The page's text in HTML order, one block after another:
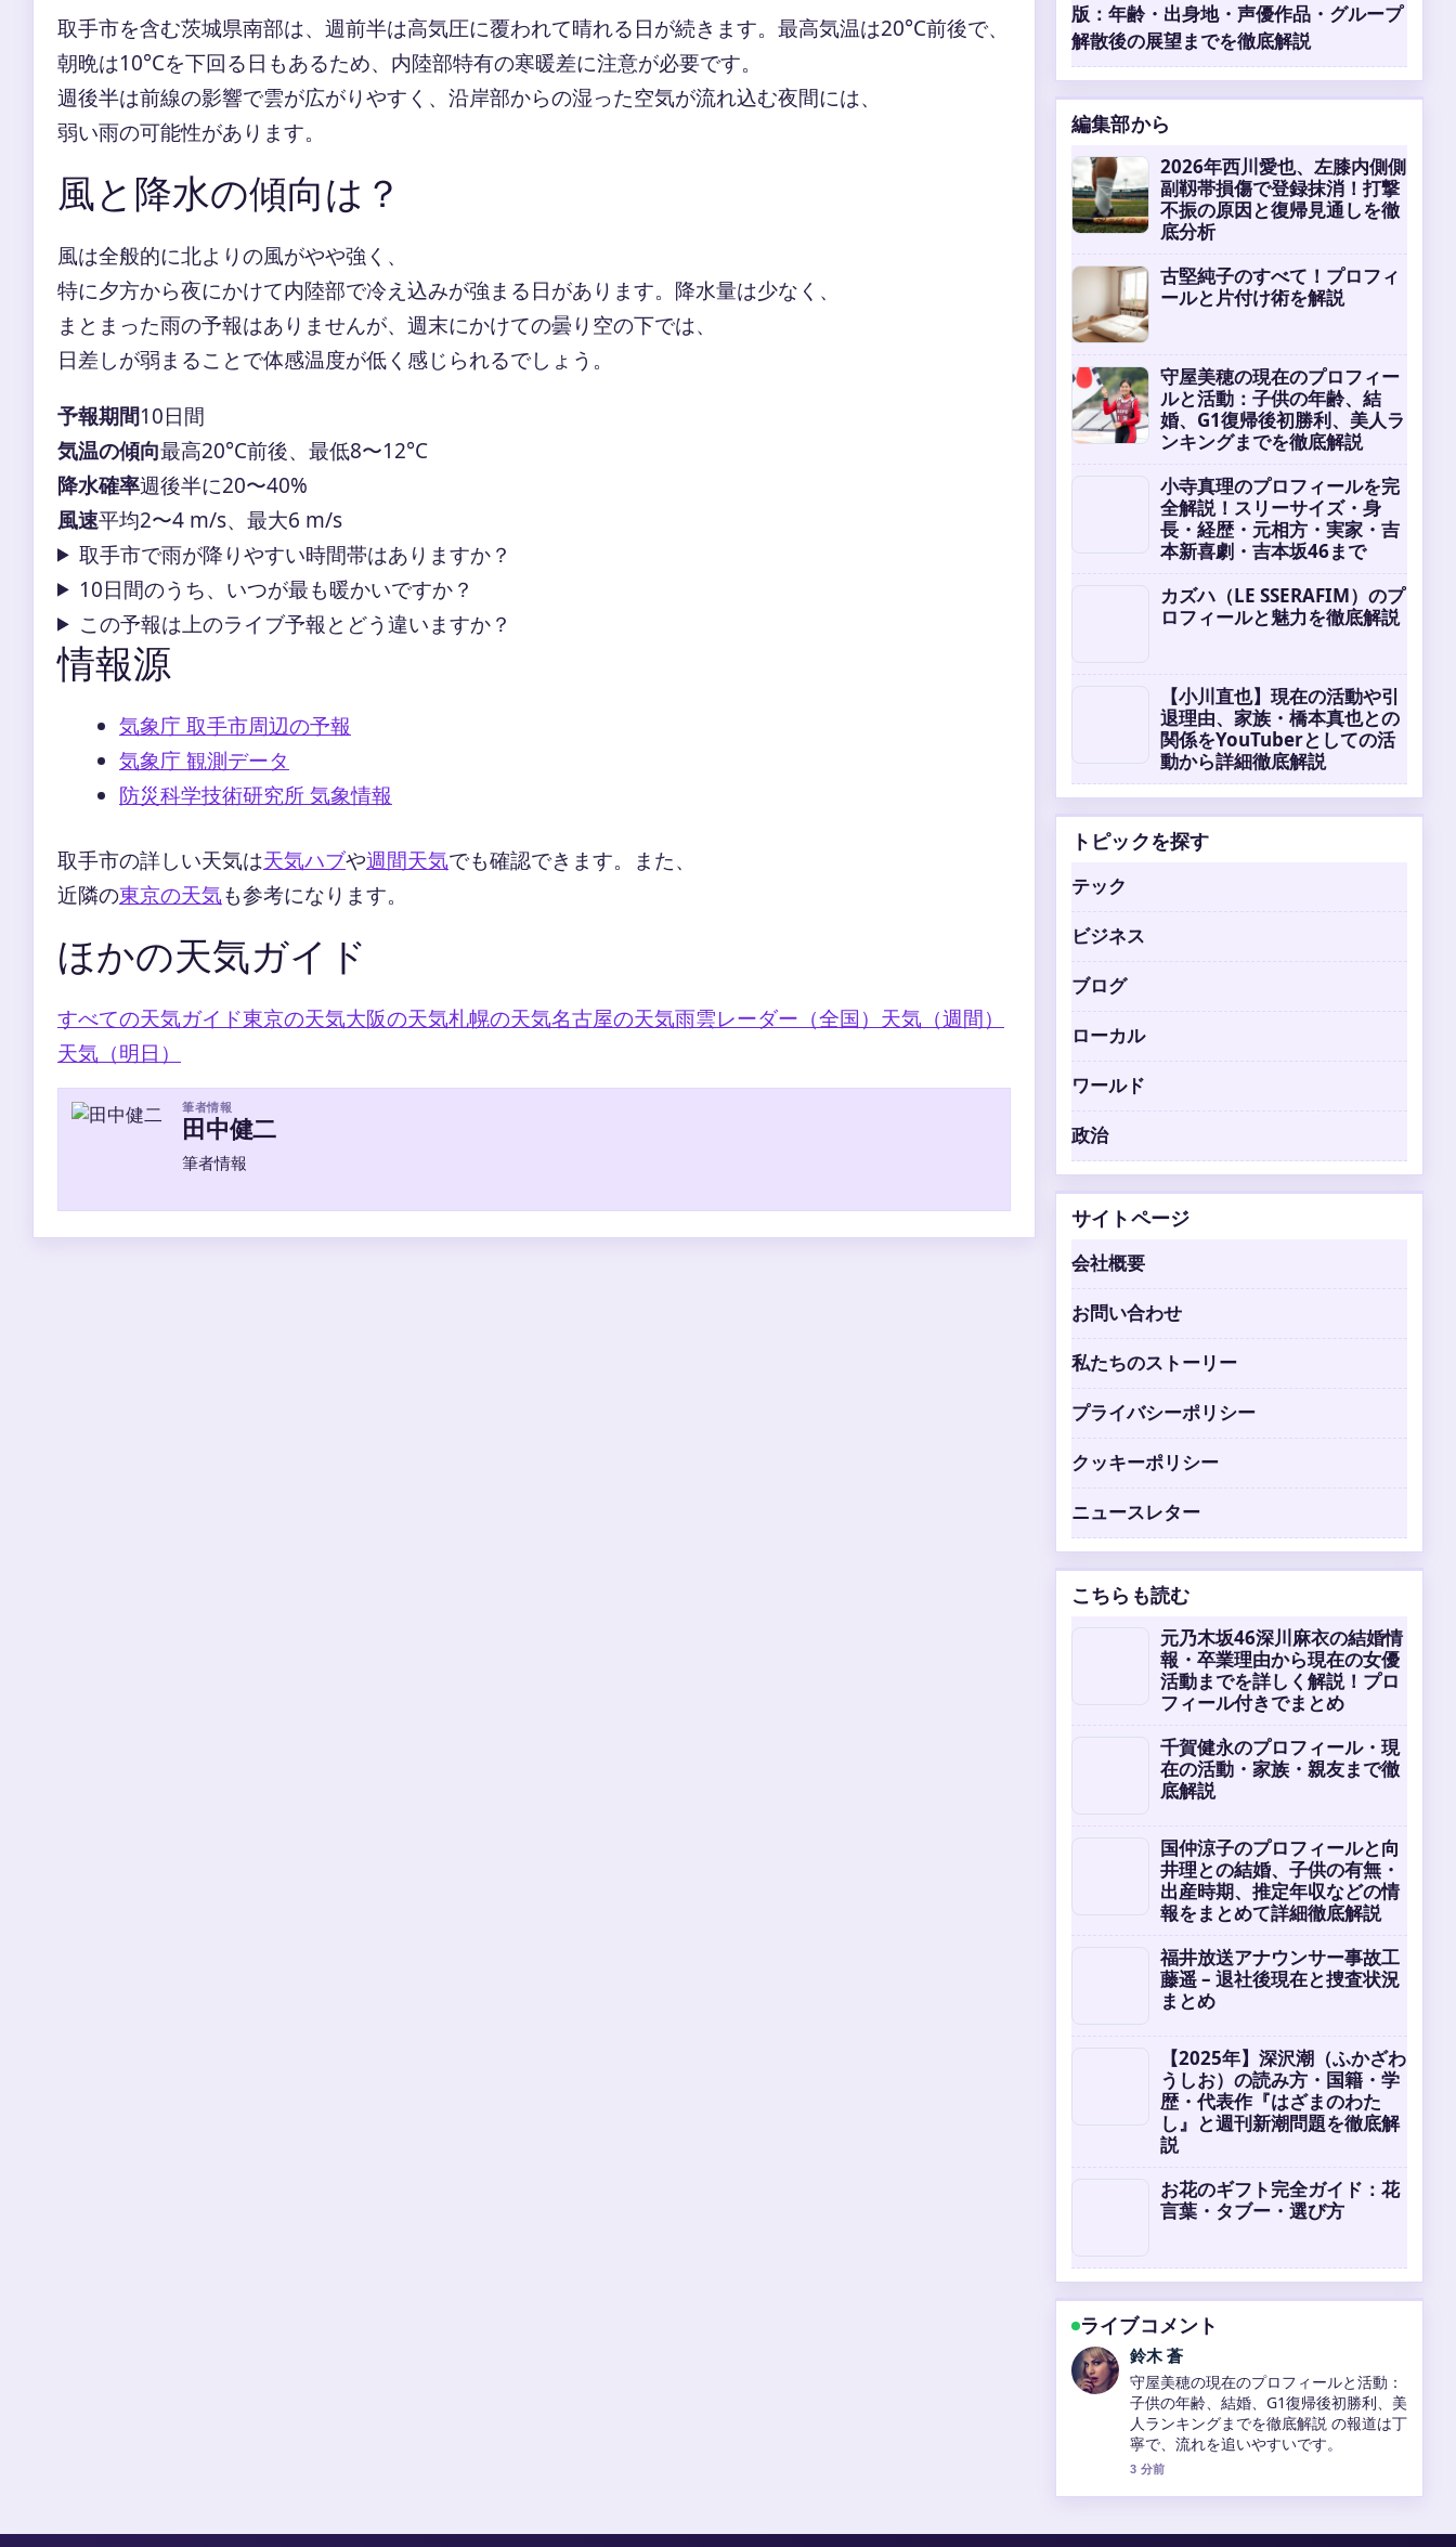
取手市を含む茨城県南部は、週前半は高気圧に覆われて晴れる日が続きます。最高気温は20°C前後で、
朝晩は10°Cを下回る日もあるため、内陸部特有の寒暖差に注意が必要です。
週後半は前線の影響で雲が広がりやすく、沿岸部からの湿った空気が流れ込む夜間には、
弱い雨の可能性があります。
風と降水の傾向は？
風は全般的に北よりの風がやや強く、
特に夕方から夜にかけて内陸部で冷え込みが強まる日があります。降水量は少なく、
まとまった雨の予報はありませんが、週末にかけての曇り空の下では、
日差しが弱まることで体感温度が低く感じられるでしょう。
予報期間10日間
気温の傾向最高20°C前後、最低8〜12°C
降水確率週後半に20〜40%
風速平均2〜4 m/s、最大6 m/s
取手市で雨が降りやすい時間帯はありますか？
10日間のうち、いつが最も暖かいですか？
この予報は上のライブ予報とどう違いますか？
情報源
気象庁 取手市周辺の予報
気象庁 観測データ
防災科学技術研究所 気象情報
取手市の詳しい天気は天気ハブや週間天気でも確認できます。また、
近隣の東京の天気も参考になります。
ほかの天気ガイド
すべての天気ガイド東京の天気大阪の天気札幌の天気名古屋の天気雨雲レーダー（全国） 天気（週間）
天気（明日）
筆者情報
田中健二
筆者情報
版：年齢・出身地・声優作品・グループ
解散後の展望までを徹底解説
編集部から
2026年西川愛也、左膝内側側
副靱帯損傷で登録抹消！打撃
不振の原因と復帰見通しを徹
底分析
古堅純子のすべて！プロフィ
ールと片付け術を解説
守屋美穂の現在のプロフィー
ルと活動：子供の年齢、結
婚、G1復帰後初勝利、美人ラ
ンキングまでを徹底解説
小寺真理のプロフィールを完
全解説！スリーサイズ・身
長・経歴・元相方・実家・吉
本新喜劇・吉本坂46まで
カズハ（LE SSERAFIM）のプ
ロフィールと魅力を徹底解説
【小川直也】現在の活動や引
退理由、家族・橋本真也との
関係をYouTuberとしての活
動から詳細徹底解説
トピックを探す
テック
ビジネス
ブログ
ローカル
ワールド
政治
サイトページ
会社概要
お問い合わせ
私たちのストーリー
プライバシーポリシー
クッキーポリシー
ニュースレター
こちらも読む
元乃木坂46深川麻衣の結婚情
報・卒業理由から現在の女優
活動までを詳しく解説！プロ
フィール付きでまとめ
千賀健永のプロフィール・現
在の活動・家族・親友まで徹
底解説
国仲涼子のプロフィールと向
井理との結婚、子供の有無・
出産時期、推定年収などの情
報をまとめて詳細徹底解説
福井放送アナウンサー事故工
藤遥 – 退社後現在と捜査状況
まとめ
【2025年】深沢潮（ふかざわ
うしお）の読み方・国籍・学
歴・代表作『はざまのわた
し』と週刊新潮問題を徹底解
説
お花のギフト完全ガイド：花
言葉・タブー・選び方
ライブコメント
渡辺 結衣
2026年西川愛也、左膝内側側副靱帯損傷
で登録抹消！打撃不振の原因と復帰見通
しを徹底分析 周辺の検証がしっかりして
いて安心感があります。
5 分前